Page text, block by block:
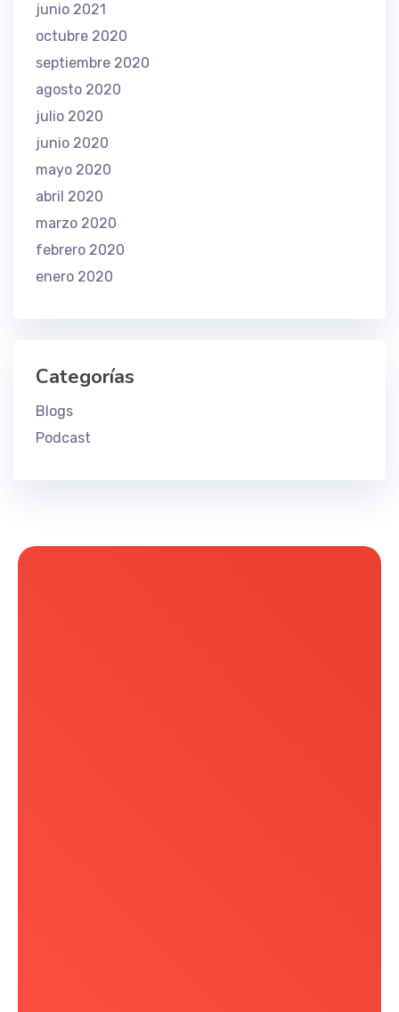
junio 2021
octubre 2020
septiembre 2020
agosto 2020
julio 2020
junio 2020
mayo 2020
abril 2020
marzo 2020
febrero 2020
enero 2020
Categorías
Blogs
Podcast